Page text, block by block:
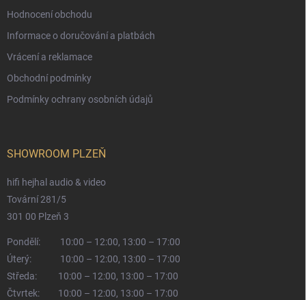
Hodnocení obchodu
Informace o doručování a platbách
Vrácení a reklamace
Obchodní podmínky
Podmínky ochrany osobních údajů
SHOWROOM PLZEŇ
hifi hejhal audio & video
Tovární 281/5
301 00 Plzeň 3
Pondělí:
10:00 – 12:00, 13:00 – 17:00
Úterý:
10:00 – 12:00, 13:00 – 17:00
Středa:
10:00 – 12:00, 13:00 – 17:00
Čtvrtek:
10:00 – 12:00, 13:00 – 17:00